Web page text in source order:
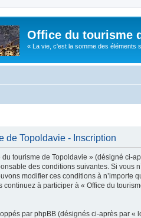
Office du tourisme
« La vie, c'est la somme des éléments
de Topoldavie - Inscription
du tourisme de Topoldavie » (désigné ci-
des conditions suivantes. Si vous
modifier ces conditions à
continuez à participer à « Office du
par phpBB (désignés ci-après par